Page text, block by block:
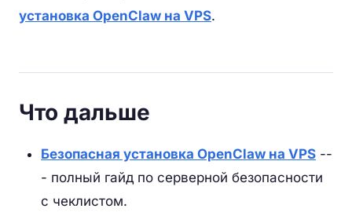
установка OpenClaw на VPS.
Что дальше
Безопасная установка OpenClaw на VPS --
- полный гайд по серверной безопасности
с чеклистом.